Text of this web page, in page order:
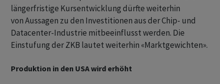
längerfristige Kursentwicklung dürfte weiterhin
von Aussagen zu den Investitionen aus der Chip- und
Datacenter-Industrie mitbeeinflusst werden. Die
Einstufung der ZKB lautet weiterhin «Marktgewichten».
Produktion in den USA wird erhöht